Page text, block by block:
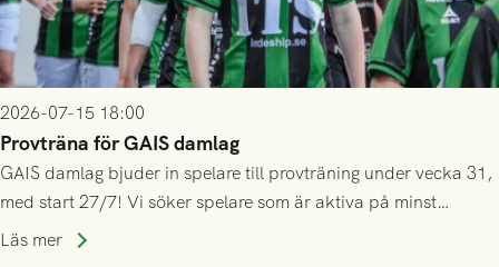
2026-07-15 18:00
Provträna för GAIS damlag
GAIS damlag bjuder in spelare till provträning under vecka 31,
med start 27/7! Vi söker spelare som är aktiva på minst
division 3-nivå.
Läs mer